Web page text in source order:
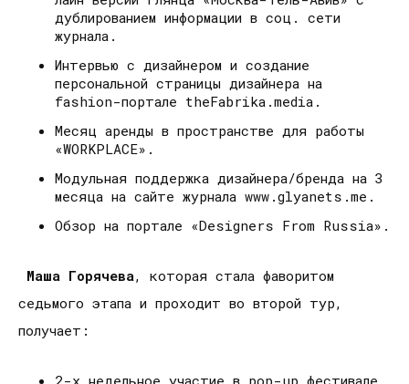
дублированием информации в соц. сети
журнала.
Интервью с дизайнером и создание
персональной страницы дизайнера на
fashion-портале theFabrika.media.
Месяц аренды в пространстве для работы
«WORKPLACE».
Модульная поддержка дизайнера/бренда на 3
месяца на сайте журнала www.glyanets.me.
Обзор на портале «Designers From Russia».
Маша Горячева, которая стала фаворитом
седьмого этапа и проходит во второй тур,
получает:
2-х недельное участие в pop-up фестивале